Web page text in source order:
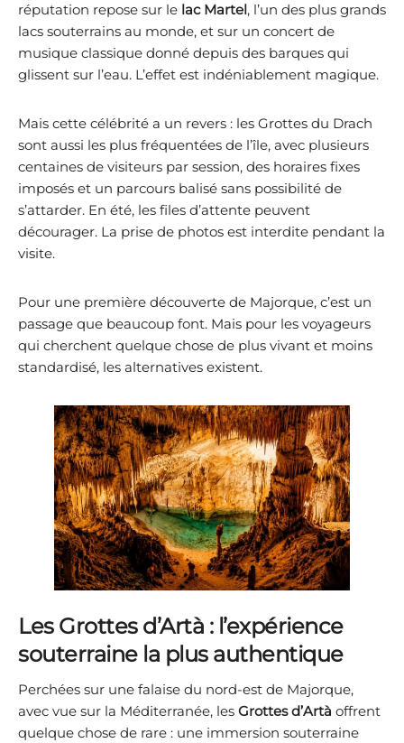
réputation repose sur le lac Martel, l’un des plus grands
lacs souterrains au monde, et sur un concert de
musique classique donné depuis des barques qui
glissent sur l’eau. L’effet est indéniablement magique.
Mais cette célébrité a un revers : les Grottes du Drach
sont aussi les plus fréquentées de l’île, avec plusieurs
centaines de visiteurs par session, des horaires fixes
imposés et un parcours balisé sans possibilité de
s’attarder. En été, les files d’attente peuvent
décourager. La prise de photos est interdite pendant la
visite.
Pour une première découverte de Majorque, c’est un
passage que beaucoup font. Mais pour les voyageurs
qui cherchent quelque chose de plus vivant et moins
standardisé, les alternatives existent.
Les Grottes d’Artà : l’expérience
souterraine la plus authentique
Perchées sur une falaise du nord-est de Majorque,
avec vue sur la Méditerranée, les Grottes d’Artà offrent
quelque chose de rare : une immersion souterraine